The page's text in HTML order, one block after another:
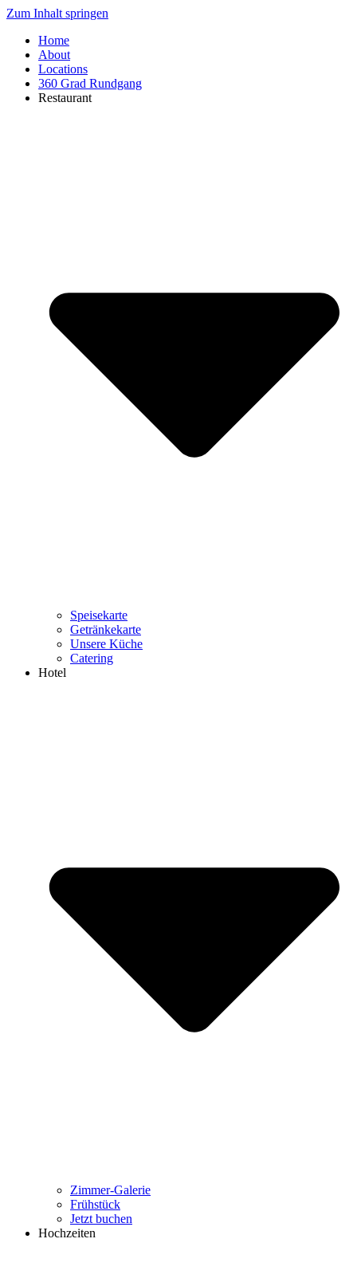
Zum Inhalt springen
Home
About
Locations
360 Grad Rundgang
Restaurant
Speisekarte
Getränkekarte
Unsere Küche
Catering
Hotel
Zimmer-Galerie
Frühstück
Jetzt buchen
Hochzeiten